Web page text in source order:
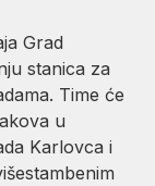
Grad
stanica za
Time će
u
Karlovca i